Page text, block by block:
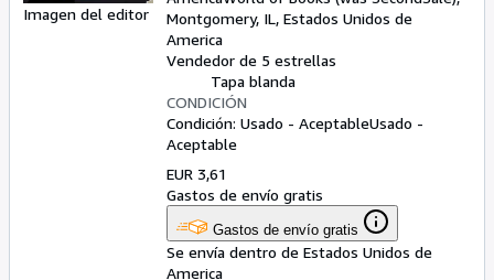
Imagen del editor
Montgomery, IL, Estados Unidos de
America
Vendedor de 5 estrellas
Tapa blanda
CONDICIÓN
Condición: Usado - AceptableUsado -
Aceptable
EUR 3,61
Gastos de envío gratis
Gastos de envío gratis
Se envía dentro de Estados Unidos de
America